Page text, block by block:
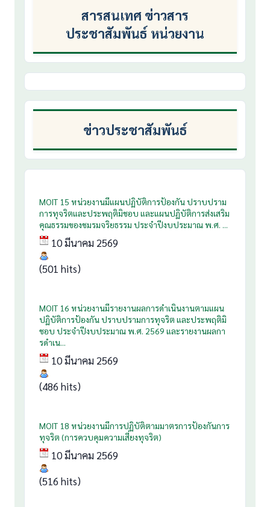
สารสนเทศ ข่าวสาร
ประชาสัมพันธ์ หน่วยงาน
ข่าวประชาสัมพันธ์
MOIT 15 หน่วยงานมีแผนปฏิบัติการป้องกัน ปราบปราม
การทุจริตและประพฤติมิชอบ และแผนปฏิบัติการส่งเสริม
คุณธรรมของชมรมจริยธรรม ประจำปีงบประมาณ พ.ศ. ...
10 มีนาคม 2569
(501 hits)
MOIT 16 หน่วยงานมีรายงานผลการดำเนินงานตามแผน
ปฏิบัติการป้องกัน ปราบปรามการทุจริต และประพฤติมิ
ชอบ ประจำปีงบประมาณ พ.ศ. 2569 และรายงานผลกา
รดำเน...
10 มีนาคม 2569
(486 hits)
MOIT 18 หน่วยงานมีการปฏิบัติตามมาตรการป้องกันการ
ทุจริต (การควบคุมความเสี่ยงทุจริต)
10 มีนาคม 2569
(516 hits)